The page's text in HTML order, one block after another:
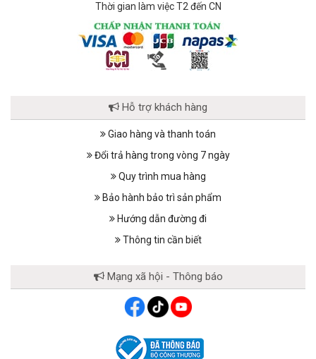
Thời gian làm việc T2 đến CN
Hỗ trợ khách hàng
Giao hàng và thanh toán
Đổi trả hàng trong vòng 7 ngày
Quy trình mua hàng
Bảo hành bảo trì sản phẩm
Hướng dẫn đường đi
Thông tin cần biết
Mạng xã hội - Thông báo